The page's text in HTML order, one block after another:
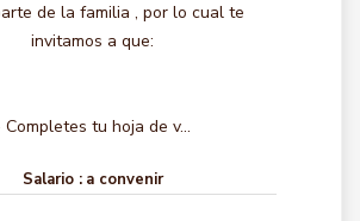
de la familia , por lo cual te
invitamos a que:
Completes tu hoja de v...
Salario : a convenir